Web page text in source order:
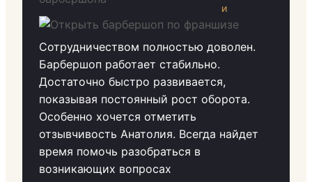
и
Сотрудничеством полностью доволен.
Барбершоп работает стабильно.
Достаточно быстро развивается,
показывая постоянный рост оборота.
Особенно хочется отметить
отзывчивость Анатолия. Всегда найдет
время помочь разобраться в
возникающих вопросах